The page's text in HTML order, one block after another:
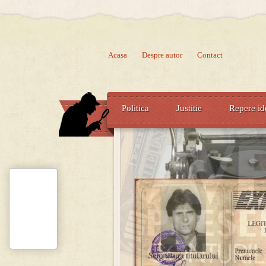
Acasa Despre autor Contact
Politica Justitie Repere